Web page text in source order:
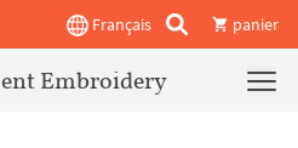
Français panier
Embroidery